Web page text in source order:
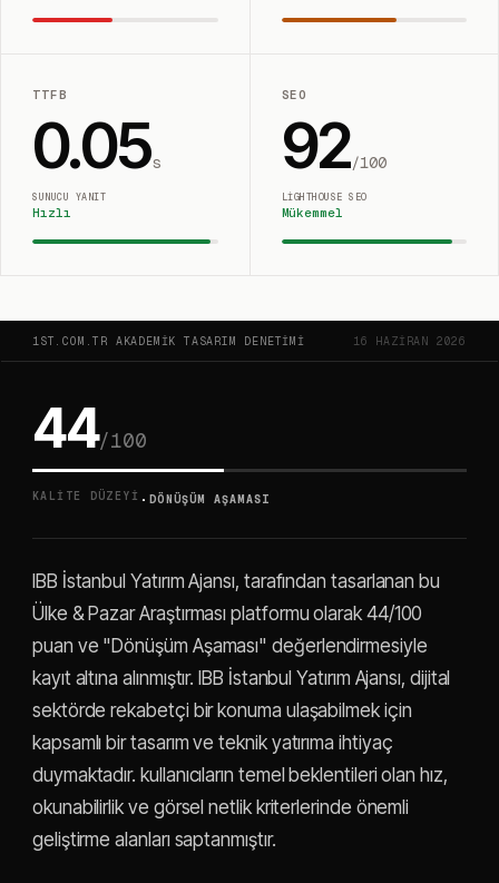
TTFB
0.05s
SUNUCU YANIT
Hızlı
SEO
92/100
LIGHTHOUSE SEO
Mükemmel
1ST.COM.TR AKADEMIK TASARIM DENETIMI 16 HAZIRAN 2026
44/100
KALITE DÜZEYI ·DÖNÜŞÜM AŞAMASI
IBB İstanbul Yatırım Ajansı, tarafından tasarlanan bu
Ülke & Pazar Araştırması platformu olarak 44/100
puan ve "Dönüşüm Aşaması" değerlendirmesiyle
kayıt altına alınmıştır. IBB İstanbul Yatırım Ajansı, dijital
sektörde rekabetçi bir konuma ulaşabilmek için
kapsamlı bir tasarım ve teknik yatırıma ihtiyaç
duymaktadır. kullanıcıların temel beklentileri olan hız,
okunabilirlik ve görsel netlik kriterlerinde önemli
geliştirme alanları saptanmıştır.